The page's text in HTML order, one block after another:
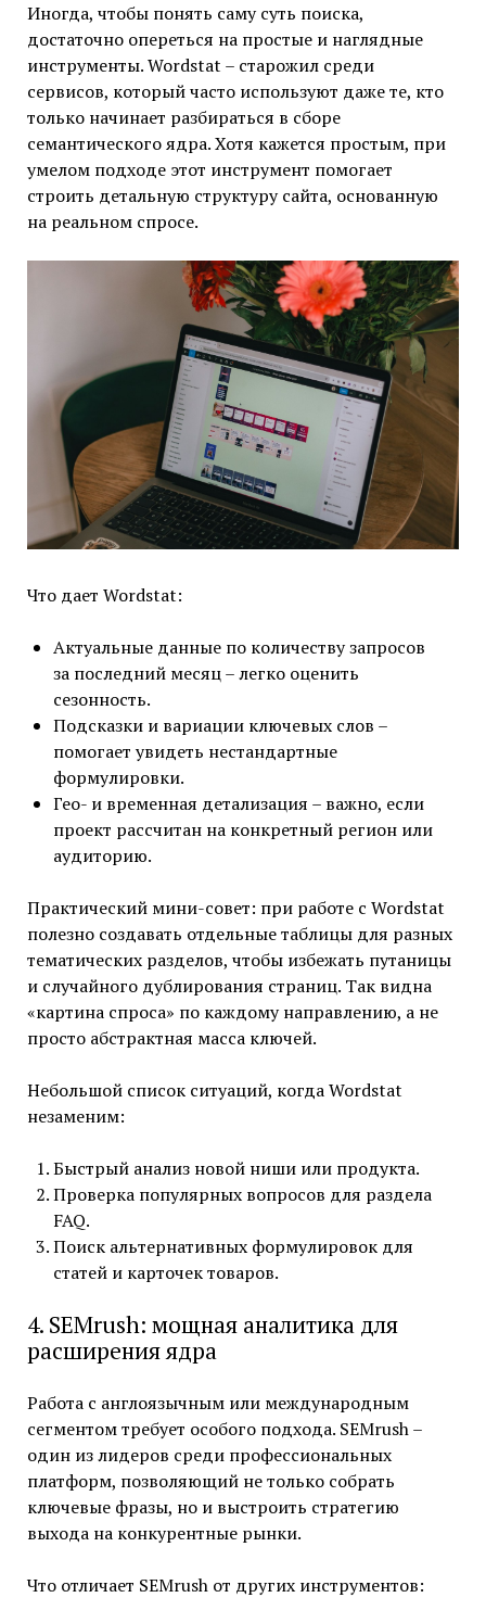
Иногда, чтобы понять саму суть поиска,
достаточно опереться на простые и наглядные
инструменты. Wordstat – старожил среди
сервисов, который часто используют даже те, кто
только начинает разбираться в сборе
семантического ядра. Хотя кажется простым, при
умелом подходе этот инструмент помогает
строить детальную структуру сайта, основанную
на реальном спросе.
Что дает Wordstat:
Актуальные данные по количеству запросов
за последний месяц – легко оценить
сезонность.
Подсказки и вариации ключевых слов –
помогает увидеть нестандартные
формулировки.
Гео- и временная детализация – важно, если
проект рассчитан на конкретный регион или
аудиторию.
Практический мини-совет: при работе с Wordstat
полезно создавать отдельные таблицы для разных
тематических разделов, чтобы избежать путаницы
и случайного дублирования страниц. Так видна
«картина спроса» по каждому направлению, а не
просто абстрактная масса ключей.
Небольшой список ситуаций, когда Wordstat
незаменим:
Быстрый анализ новой ниши или продукта.
Проверка популярных вопросов для раздела
FAQ.
Поиск альтернативных формулировок для
статей и карточек товаров.
4. SEMrush: мощная аналитика для
расширения ядра
Работа с англоязычным или международным
сегментом требует особого подхода. SEMrush –
один из лидеров среди профессиональных
платформ, позволяющий не только собрать
ключевые фразы, но и выстроить стратегию
выхода на конкурентные рынки.
Что отличает SEMrush от других инструментов: